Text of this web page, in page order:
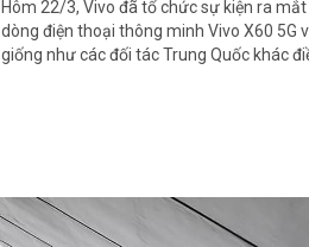
Hôm 22/3, Vivo đã tổ chức sự kiện ra
dòng điện thoại thông minh Vivo X60 5G
giống như các đối tác Trung Quốc khác